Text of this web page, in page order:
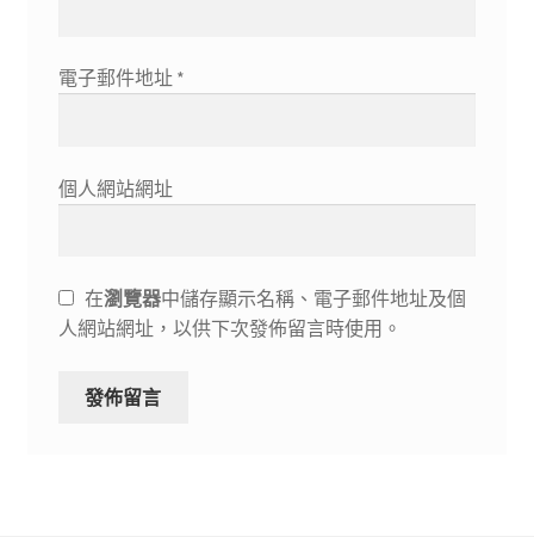
電子郵件地址 *
個人網站網址
在瀏覽器中儲存顯示名稱、電子郵件地址及個
人網站網址，以供下次發佈留言時使用。